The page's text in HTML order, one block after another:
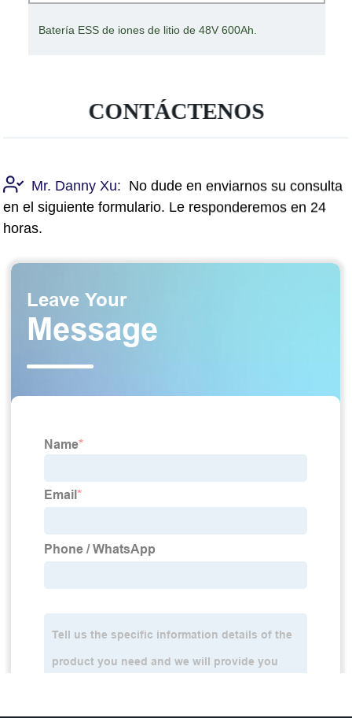
batería recargable de grafeno de la batería de iones de
litio de 14.8V 8000mAh
CONTÁCTENOS
Mr. Danny Xu: No dude en enviarnos su consulta
en el siguiente formulario. Le responderemos en 24
horas.